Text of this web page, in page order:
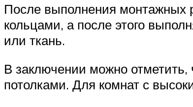
После выполнения монтажных
кольцами, а после этого
или ткань.
В заключении можно отметить,
потолками. Для комнат с